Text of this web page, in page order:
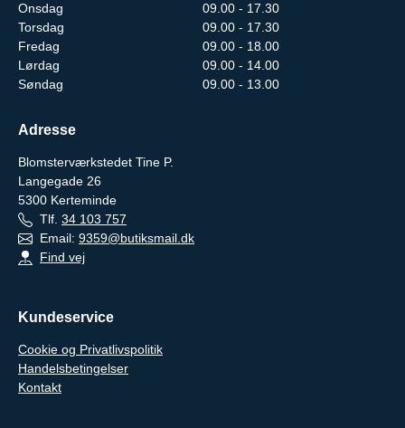
Onsdag
09.00 - 17.30
Torsdag
09.00 - 17.30
Fredag
09.00 - 18.00
Lørdag
09.00 - 14.00
Søndag
09.00 - 13.00
Adresse
Blomsterværkstedet Tine P.
Langegade 26
5300 Kerteminde
Tlf. 34 103 757
Email: 9359@butiksmail.dk
Find vej
Kundeservice
Cookie og Privatlivspolitik
Handelsbetingelser
Kontakt